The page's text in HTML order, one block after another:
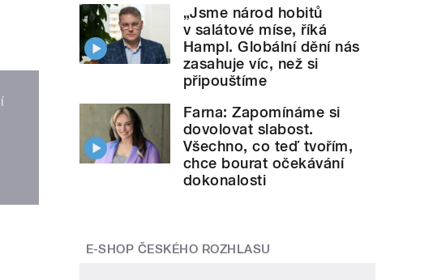
„Jsme národ hobitů
v salátové míse, říká
Hampl. Globální dění nás
zasahuje víc, než si
připouštíme
Farna: Zapomínáme si
dovolovat slabost.
Všechno, co teď tvořím,
chce bourat očekávání
dokonalosti
E-SHOP ČESKÉHO ROZHLASU